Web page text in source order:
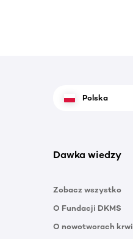
Polska
Dawka wiedzy
Zobacz wszystko
O Fundacji DKMS
O nowotworach krwi